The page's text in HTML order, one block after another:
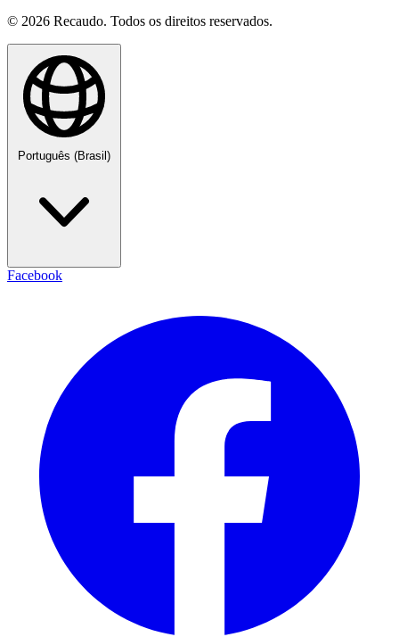
© 2026 Recaudo. Todos os direitos reservados.
Português (Brasil)
Facebook